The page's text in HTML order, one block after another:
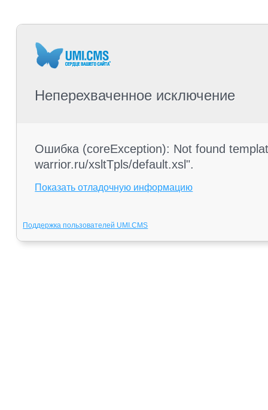
Неперехваченное исключение
Ошибка (coreException): Not found
warrior.ru/xsltTpls/default.xsl".
Показать отладочную информацию
Поддержка пользователей UMI.CMS